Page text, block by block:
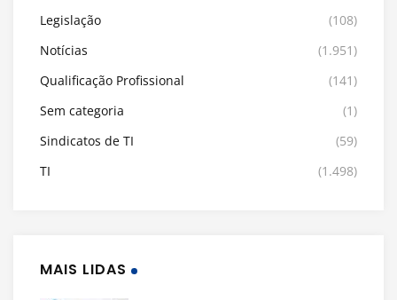
Legislação
(108)
Notícias
(1.951)
Qualificação Profissional
(141)
Sem categoria
(1)
Sindicatos de TI
(59)
TI
(1.498)
MAIS LIDAS